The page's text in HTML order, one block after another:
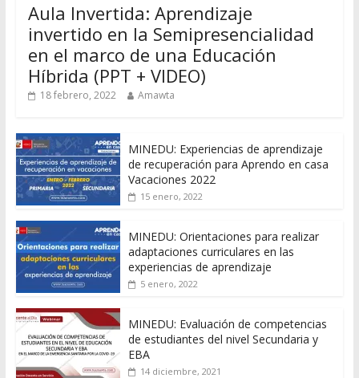
Aula Invertida: Aprendizaje
invertido en la Semipresencialidad
en el marco de una Educación
Híbrida (PPT + VIDEO)
18 febrero, 2022 Amawta
MINEDU: Experiencias de aprendizaje
de recuperación para Aprendo en casa
Vacaciones 2022
15 enero, 2022
MINEDU: Orientaciones para realizar
adaptaciones curriculares en las
experiencias de aprendizaje
5 enero, 2022
MINEDU: Evaluación de competencias
de estudiantes del nivel Secundaria y
EBA
14 diciembre, 2021